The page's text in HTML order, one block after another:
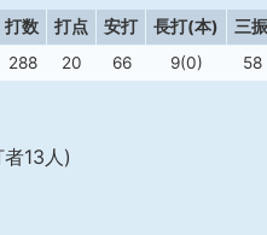
打数 打点 安打 長打(本) 三振
288 20 66 9(0) 58
13人)